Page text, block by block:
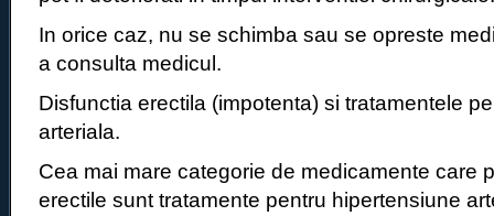
In orice caz, nu se schimba sau se opreste
a consulta medicul.
Disfunctia erectila (impotenta) si tratamentele
arteriala.
Cea mai mare categorie de medicamente care
erectile sunt tratamente pentru hipertensiune